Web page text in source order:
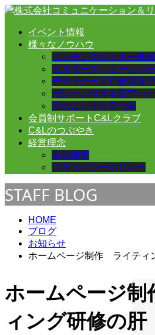
イベント情報
様々なノウハウ
キッチンマイスター養
ビルダーズ・ホームペ
デザイナーズ戸建賃貸
ガレージ付き賃貸アパ
頭のよい子が育つ家
会員制サポートC&Lクラブ
C&Lのつぶやき
経営理念
会社概要
プライバシーポリシー
STAFF BLOG
HOME
ブログ
お知らせ
ホームページ制作 ライティ
ホームページ
ィング研修の肝